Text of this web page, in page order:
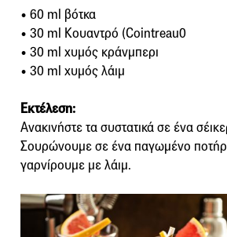
• 60 ml βότκα
• 30 ml Κουαντρό (Cointreau0
• 30 ml χυμός κράνμπερι
• 30 ml χυμός λάιμ
Εκτέλεση:
Ανακινήστε τα συστατικά σε ένα
Σουρώνουμε σε ένα παγωμένο ποτήρι
γαρνίρουμε με λάιμ.